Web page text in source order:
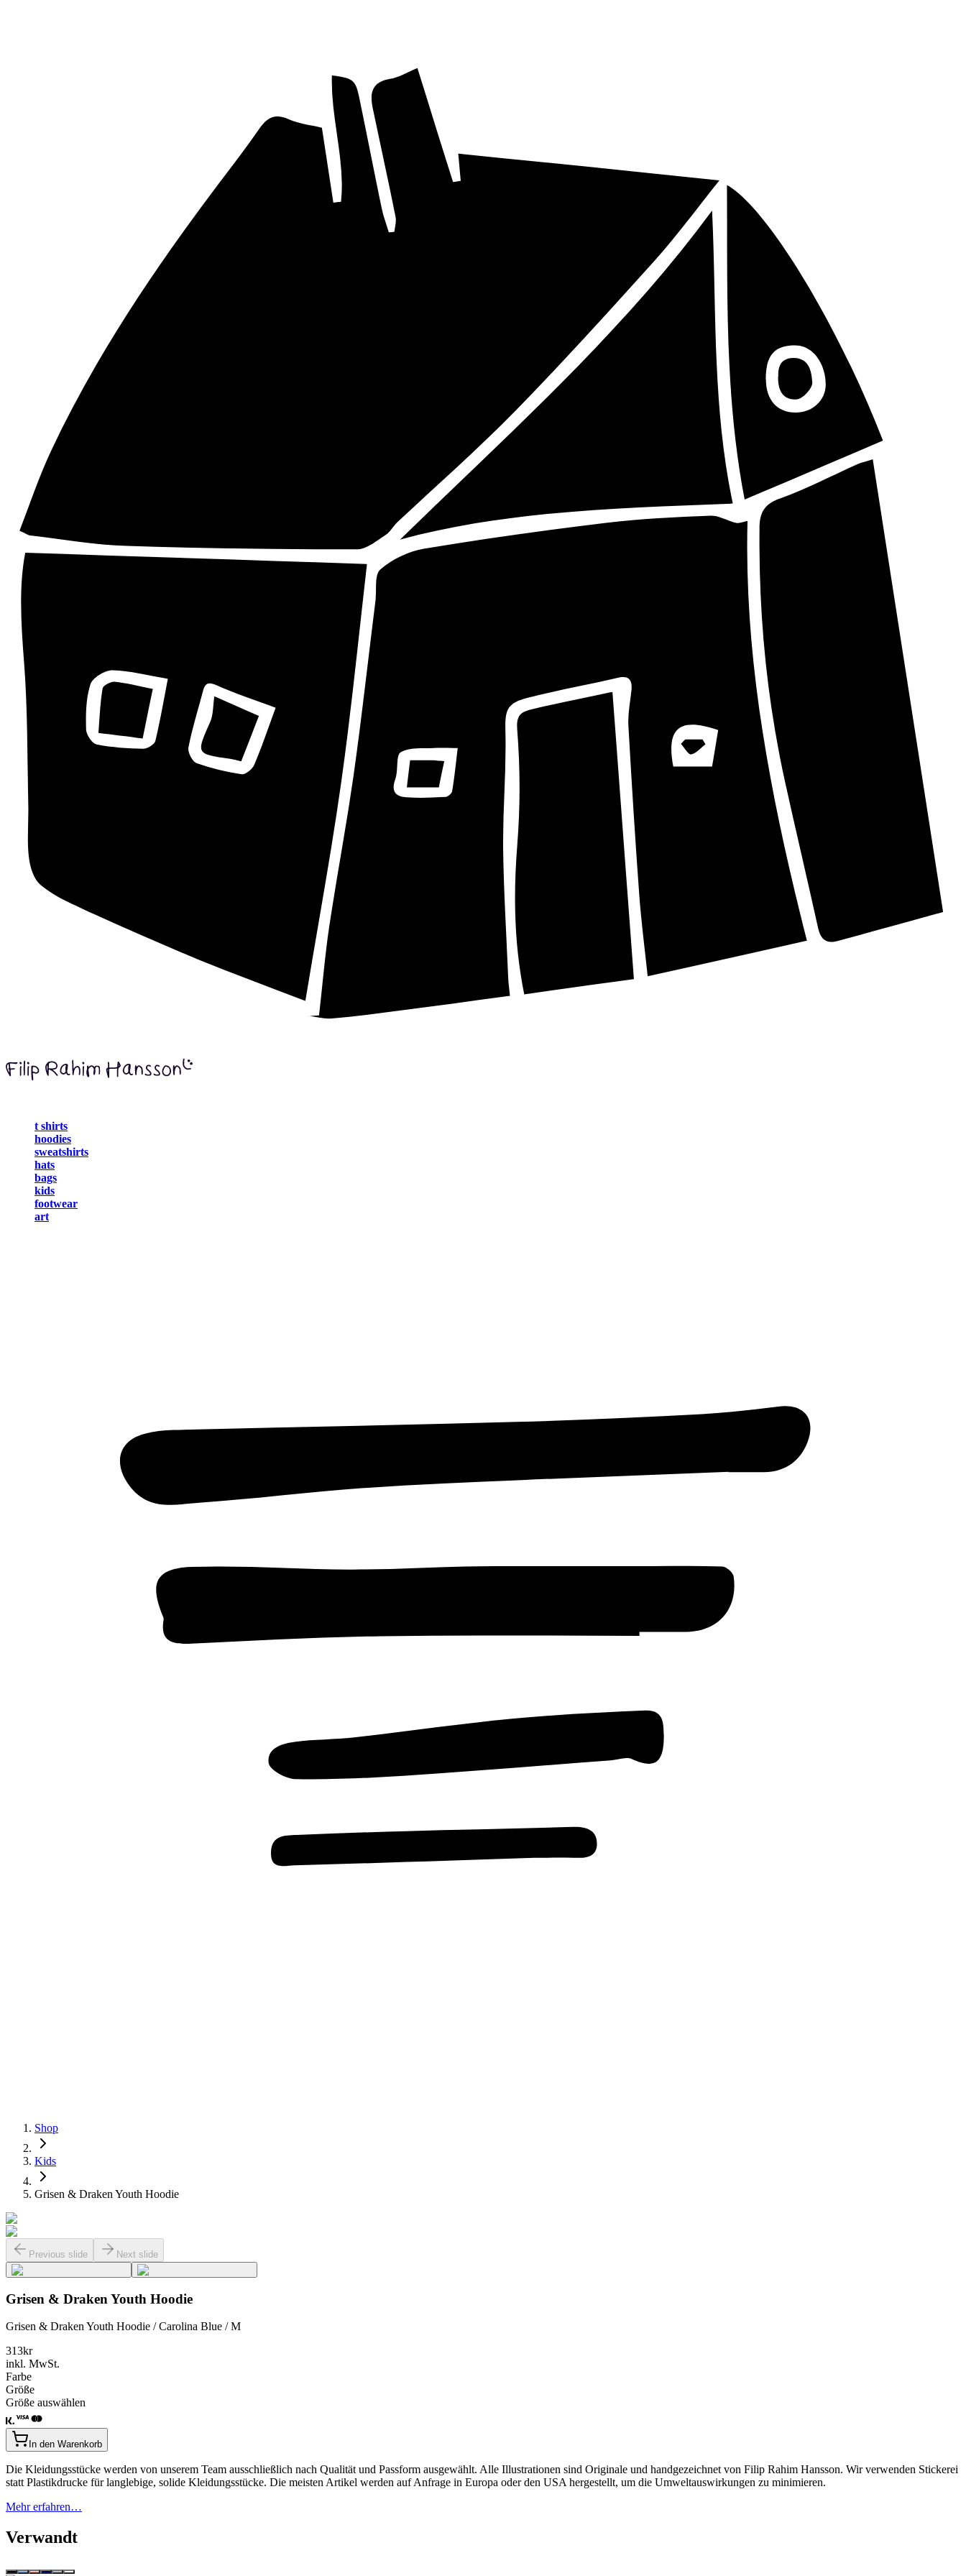
t shirts
hoodies
sweatshirts
hats
bags
kids
footwear
art
Shop
Kids
Grisen & Draken Youth Hoodie
Previous slide Next slide
Grisen & Draken Youth Hoodie
Grisen & Draken Youth Hoodie / Carolina Blue / M
313kr
inkl. MwSt.
Farbe
Größe
Größe auswählen
In den Warenkorb
Die Kleidungsstücke werden von unserem Team ausschließlich nach Qualität und Passform ausgewählt. Alle Illustrationen sind Originale und handgezeichnet von Filip Rahim Hansson. Wir verwenden Stickerei
statt Plastikdrucke für langlebige, solide Kleidungsstücke. Die meisten Artikel werden auf Anfrage in Europa oder den USA hergestellt, um die Umweltauswirkungen zu minimieren.
Mehr erfahren…
Verwandt